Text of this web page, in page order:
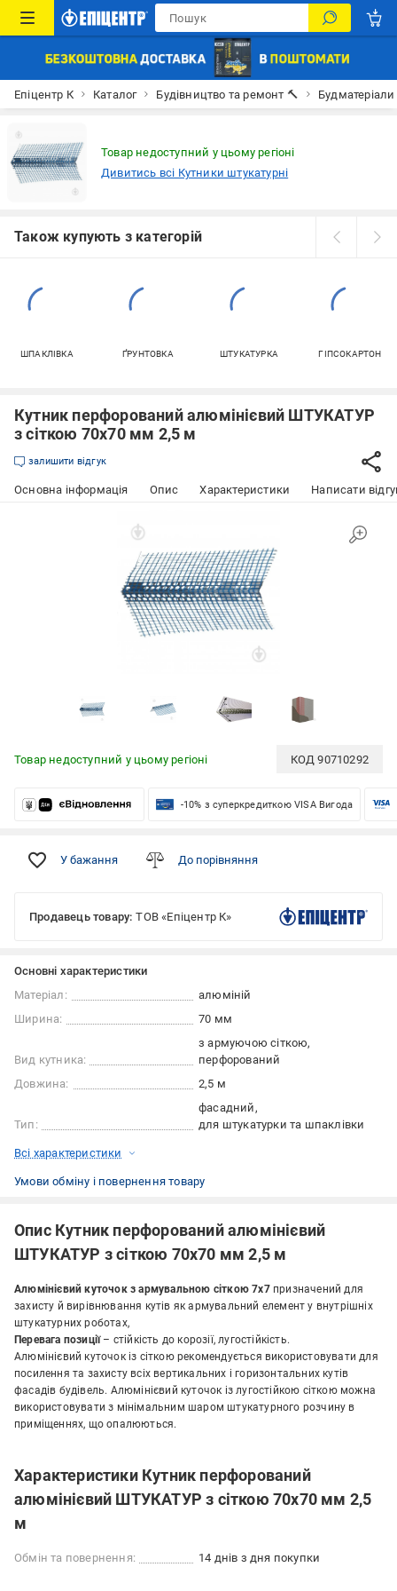
Епіцентр К Каталог Будівництво та ремонт 🔨 Будматеріали
Товар недоступний у цьому регіоні
Дивитись всі Кутники штукатурні
Також купують з категорій
ШПАКЛІВКА ҐРУНТОВКА ШТУКАТУРКА ГІПСОКАРТОН
Кутник перфорований алюмінієвий ШТУКАТУР
з сіткою 70х70 мм 2,5 м
залишити відгук
Основна інформація Опис Характеристики Написати
Товар недоступний у цьому регіоні КОД90710292
-10% з суперкредиткою VISA Вигода
У бажання До порівняння
Продавець товару: ТОВ «Епіцентр К»
Основні характеристики
Матеріал:
алюміній
Ширина:
70 мм
Вид кутника:
з армуючою сіткою
перфорований
Довжина:
2,5 м
Тип:
фасадний
для штукатурки та шпаклівки
Всі характеристики
Умови обміну і повернення товару
Опис Кутник перфорований алюмінієвий
ШТУКАТУР з сіткою 70х70 мм 2,5 м
Алюмінієвий куточок з армувальною сіткою 7x7призначений для
захисту й вирівнювання кутів як армувальний елемент у внутрішніх
штукатурних роботах,
Перевага позиції – стійкість до корозії, лугостійкість.
Алюмінієвий куточок із сіткою рекомендується використовувати для
посилення та захисту всіх вертикальних і горизонтальних кутів
фасадів будівель. Алюмінієвий куточок із лугостійкою сіткою можна
використовувати з мінімальним шаром штукатурного розчину в
приміщеннях, що опалюються.
Характеристики Кутник перфорований
алюмінієвий ШТУКАТУР з сіткою 70х70 мм 2,5
м
Обмін та повернення: 14 днів з дня покупки